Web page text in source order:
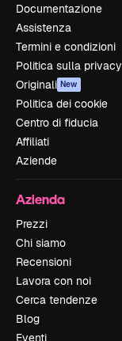
Documentazione
Assistenza
Termini e condizioni
Politica sulla privacy
Originali New
Politica dei cookie
Centro di fiducia
Affiliati
Aziende
Azienda
Prezzi
Chi siamo
Recensioni
Lavora con noi
Cerca tendenze
Blog
Eventi